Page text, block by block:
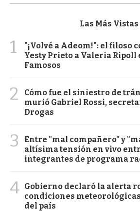
Las Más Vistas
1
"¡Volvé a Adeom!": el filoso
Yesty Prieto a Valeria Ripoll
Famosos
2
Cómo fue el siniestro de
murió Gabriel Rossi,
Drogas
3
Entre "mal compañero" y
altísima tensión en vivo
integrantes de programa
4 Gobierno declaró la alerta
condiciones
del país